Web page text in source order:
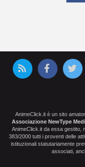
AnimeClick.it è un sito
Associazione NewType
AnimeClick.it da essa gestito,
383/2000 tutti i proventi delle
istituzionali statutariamente
associati,